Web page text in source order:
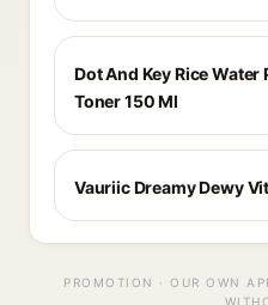
Dot And Key Rice
Toner 150 Ml
Vauriic Dreamy Dewy
PROMOTION · OUR OWN